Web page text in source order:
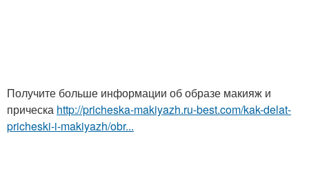
Получите больше информации об образе макияж и
прическа http://pricheska-makiyazh.ru-best.com/kak-delat-
pricheski-i-makiyazh/obr...